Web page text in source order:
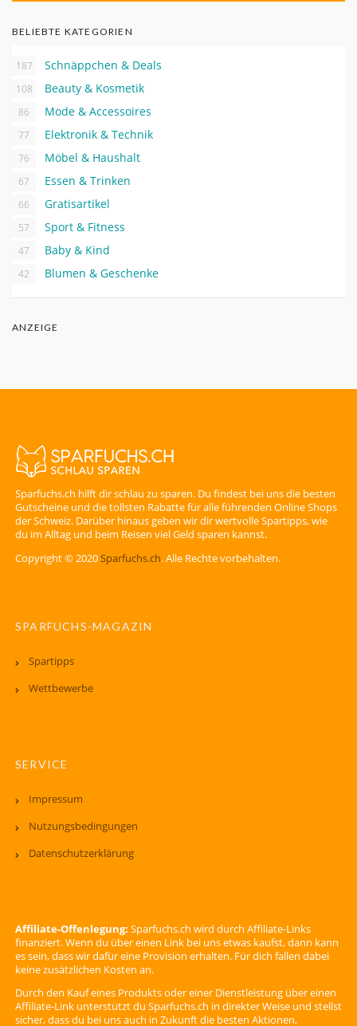
BELIEBTE KATEGORIEN
187 Schnäppchen & Deals
108 Beauty & Kosmetik
86 Mode & Accessoires
77 Elektronik & Technik
76 Möbel & Haushalt
67 Essen & Trinken
66 Gratisartikel
57 Sport & Fitness
47 Baby & Kind
42 Blumen & Geschenke
ANZEIGE
Sparfuchs.ch hilft dir schlau zu sparen. Du findest bei uns die besten
Gutscheine und die tollsten Rabatte für alle führenden Online Shops
der Schweiz. Darüber hinaus geben wir dir wertvolle Spartipps, wie
du im Alltag und beim Reisen viel Geld sparen kannst.
Copyright © 2020Sparfuchs.ch. Alle Rechte vorbehalten.
SPARFUCHS-MAGAZIN
Spartipps
Wettbewerbe
SERVICE
Impressum
Nutzungsbedingungen
Datenschutzerklärung
Affiliate-Offenlegung: Sparfuchs.ch wird durch Affiliate-Links
finanziert. Wenn du über einen Link bei uns etwas kaufst, dann kann
es sein, dass wir dafür eine Provision erhalten. Für dich fallen dabei
keine zusätzlichen Kosten an.
Durch den Kauf eines Produkts oder einer Dienstleistung über einen
Affiliate-Link unterstützt du Sparfuchs.ch in direkter Weise und stellst
sicher, dass du bei uns auch in Zukunft die besten Aktionen,